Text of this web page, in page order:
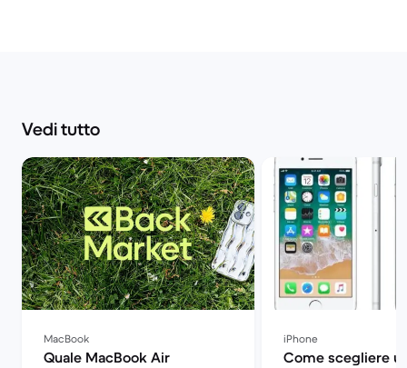
Vedi tutto
MacBook
Quale MacBook Air
iPhone
Come scegliere